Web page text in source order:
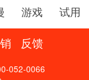
游戏 试用
反馈
052-0066